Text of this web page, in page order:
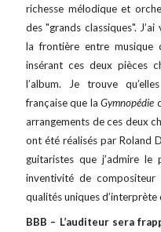
richesse mélodique et
des "grands classiques".
la frontière entre musique
insérant ces deux pièces
l’album. Je trouve
française que laGymnopédie
arrangements de ces deux
ont été réalisés par Roland
guitaristes que j’admire
inventivité de
qualités uniques d’interprète
BBB – L’auditeur sera